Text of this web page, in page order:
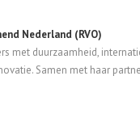
Nederland (RVO)
met duurzaamheid,
Samen met haar